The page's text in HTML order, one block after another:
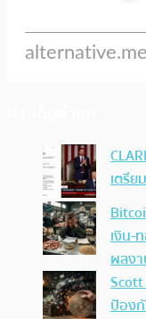
เตรี
เงิน-
ผลง
Scott
ป้องกั